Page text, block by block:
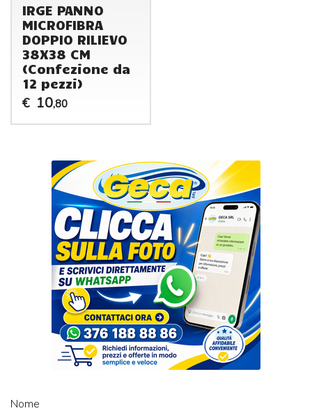
IRGE PANNO
MICROFIBRA
DOPPIO RILIEVO
38X38 CM
(Confezione da
12 pezzi)
€ 10,80
Nome